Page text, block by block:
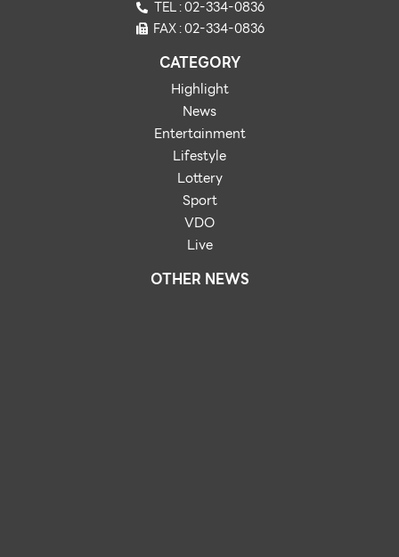
TEL : 02-334-0836
FAX : 02-334-0836
CATEGORY
Highlight
News
Entertainment
Lifestyle
Lottery
Sport
VDO
Live
OTHER NEWS